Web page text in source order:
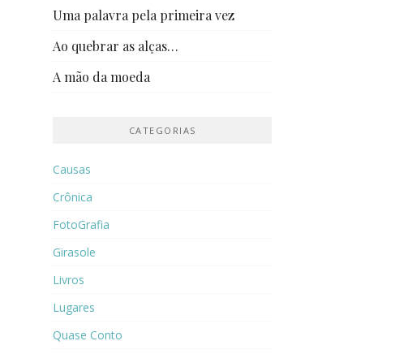
Uma palavra pela primeira vez
Ao quebrar as alças…
A mão da moeda
CATEGORIAS
Causas
Crônica
FotoGrafia
Girasole
Livros
Lugares
Quase Conto